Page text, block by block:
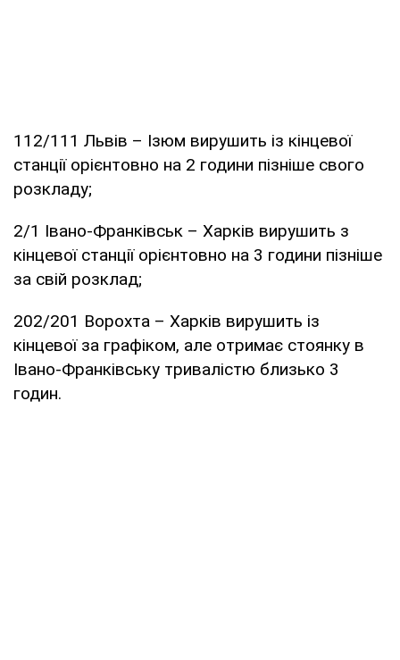
112/111 Львів – Ізюм вирушить із кінцевої
станції орієнтовно на 2 години пізніше свого
розкладу;
2/1 Івано-Франківськ – Харків вирушить з
кінцевої станції орієнтовно на 3 години пізніше
за свій розклад;
202/201 Ворохта – Харків вирушить із
кінцевої за графіком, але отримає стоянку в
Івано-Франківську тривалістю близько 3
годин.